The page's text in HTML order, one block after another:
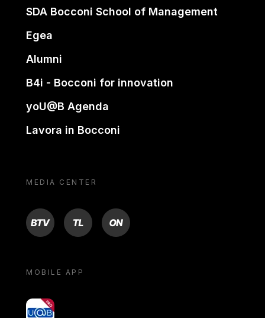
SDA Bocconi School of Management
Egea
Alumni
B4i - Bocconi for innovation
yoU@B Agenda
Lavora in Bocconi
MEDIA CENTER
BTV TL ON
MOBILE APP
yoU@B